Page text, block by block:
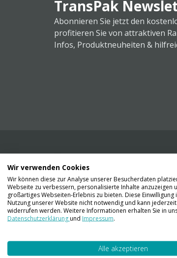
TransPak
Abonnieren Sie jetzt den
profitieren Sie von attraktiven
Infos, Produktneuheiten &
Wir liefern Ihnen Ihre Ware.
Gründen nicht möglich.
Kontaktieren Sie uns
01 23 06 03 888
info@transpak.at
Wir verwenden Cookies
Wir können diese zur Analyse unserer Besucherdaten
Webseite zu verbessern, personalisierte Inhalte anzuzeigen
großartiges Webseiten-Erlebnis zu bieten. Diese
Nutzung unserer Website nicht notwendig und kann
widerrufen werden. Weitere Informationen erhalten Sie in
Datenschutzerklärungund Impressum.
Alle akzeptieren